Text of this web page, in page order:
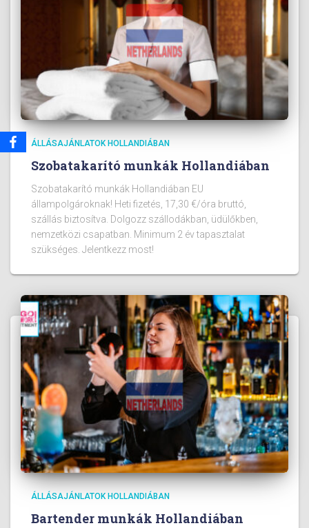
ÁLLÁSAJÁNLATOK HOLLANDIÁBAN
Szobatakarító munkák Hollandiában
Szobatakarító munkák Hollandiában EU
állampolgároknak! Heti fizetés, 17,30 €/óra bruttó,
szállás biztosítva. Dolgozz szállodákban, üdülőkben,
nemzetközi csapatban. Minimum 2 év tapasztalat
szükséges. Jelentkezz most!
ÁLLÁSAJÁNLATOK HOLLANDIÁBAN
Bartender munkák Hollandiában